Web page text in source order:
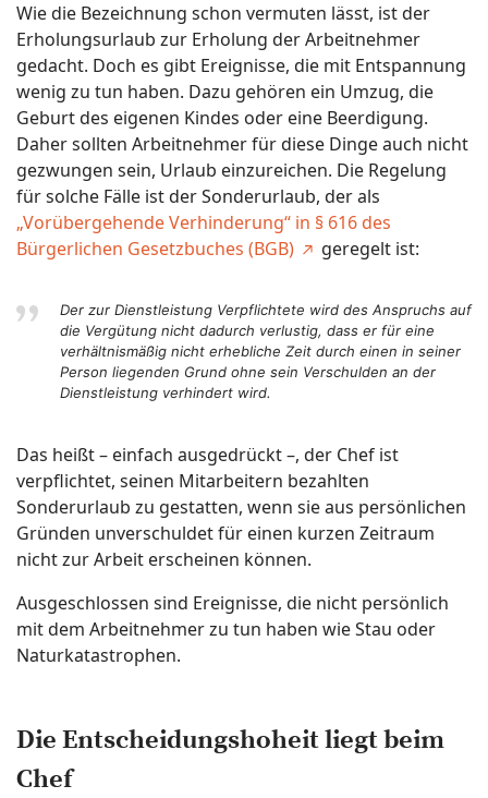
Wie die Bezeichnung schon vermuten lässt, ist der
Erholungsurlaub zur Erholung der Arbeitnehmer
gedacht. Doch es gibt Ereignisse, die mit Entspannung
wenig zu tun haben. Dazu gehören ein Umzug, die
Geburt des eigenen Kindes oder eine Beerdigung.
Daher sollten Arbeitnehmer für diese Dinge auch nicht
gezwungen sein, Urlaub einzureichen. Die Regelung
für solche Fälle ist der Sonderurlaub, der als
„Vorübergehende Verhinderung“ in § 616 des
Bürgerlichen Gesetzbuches (BGB)
geregelt ist:
Der zur Dienstleistung Verpflichtete wird des Anspruchs auf
die Vergütung nicht dadurch verlustig, dass er für eine
verhältnismäßig nicht erhebliche Zeit durch einen in seiner
Person liegenden Grund ohne sein Verschulden an der
Dienstleistung verhindert wird.
Das heißt – einfach ausgedrückt –, der Chef ist
verpflichtet, seinen Mitarbeitern bezahlten
Sonderurlaub zu gestatten, wenn sie aus persönlichen
Gründen unverschuldet für einen kurzen Zeitraum
nicht zur Arbeit erscheinen können.
Ausgeschlossen sind Ereignisse, die nicht persönlich
mit dem Arbeitnehmer zu tun haben wie Stau oder
Naturkatastrophen.
Die Entscheidungshoheit liegt beim
Chef